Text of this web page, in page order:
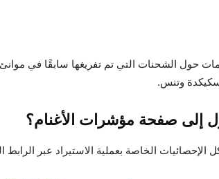
حول الشحنات التي تم تفريغها سابقًا في موانئ
سكيكدة وتنس.
إلى صفحة مؤشرات الأغنام؟
الإحصائيات الخاصة بعملية الاستيراد عبر الرابط